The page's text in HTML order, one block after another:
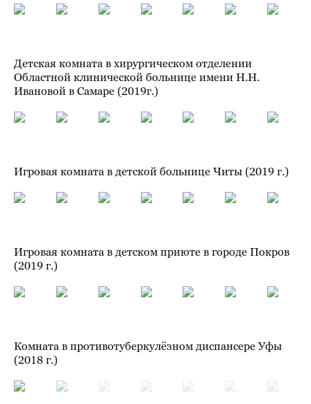
Детская комната в хирургическом отделении
Областной клинической больнице имени Н.Н.
Ивановой в Самаре (2019г.)
Игровая комната в детской больнице Читы (2019 г.)
Игровая комната в детском приюте в городе Покров
(2019 г.)
Комната в противотуберкулёзном диспансере Уфы
(2018 г.)